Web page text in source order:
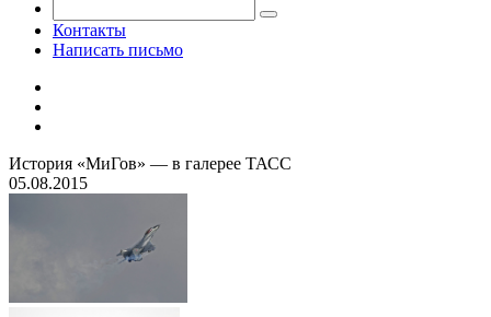
Контакты
Написать письмо
История «МиГов» — в галерее ТАСС
05.08.2015